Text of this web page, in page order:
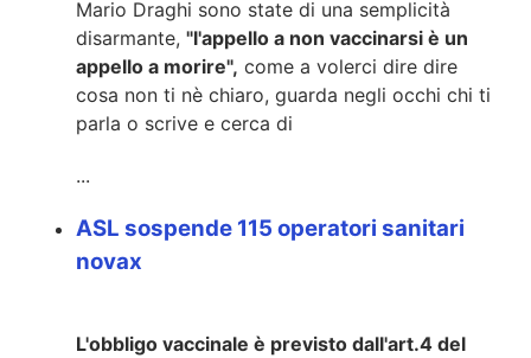
Mario Draghi sono state di una semplicità
disarmante, "l'appello a non vaccinarsi è un
appello a morire", come a volerci dire dire
cosa non ti nè chiaro, guarda negli occhi chi ti
parla o scrive e cerca di
...
ASL sospende 115 operatori sanitari
novax
L'obbligo vaccinale è previsto dall'art.4 del